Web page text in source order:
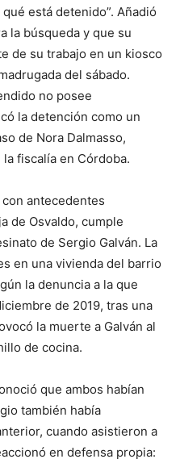
está detenido”. Añadió
la búsqueda y que su
de su trabajo en un kiosco
del sábado.
no posee
la detención como un
de Nora Dalmasso,
fiscalía en Córdoba.
antecedentes
de Osvaldo, cumple
de Sergio Galván. La
en una vivienda del barrio
la denuncia a la que
de 2019, tras una
la muerte a Galván al
de cocina.
que ambos habían
también había
cuando asistieron a
en defensa propia: